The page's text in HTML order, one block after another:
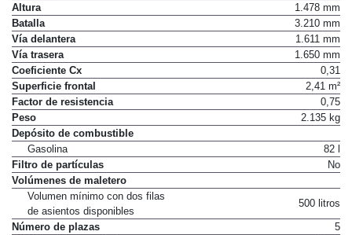
Altura
1.478 mm
Batalla
3.210 mm
Vía delantera
1.611 mm
Vía trasera
1.650 mm
Coeficiente Cx
0,31
Superficie frontal
2,41 m²
Factor de resistencia
0,75
Peso
2.135 kg
Depósito de combustible
Gasolina
82 l
Filtro de partículas
No
Volúmenes de maletero
Volumen mínimo con dos filas
de asientos disponibles
500 litros
Número de plazas
5